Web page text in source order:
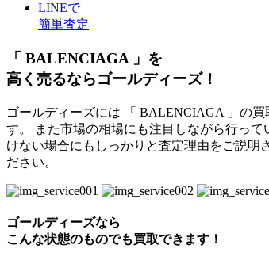
LINEで
簡単査定
「 BALENCIAGA 」を
高く売るならゴールディーズ！
ゴールディーズには 「 BALENCIAGA 」の
す。 また市場の相場にも注目しながら行っ
けない場合にもしっかりと査定理由をご説明
ださい。
ゴールディーズなら
こんな状態のものでも買取できます！